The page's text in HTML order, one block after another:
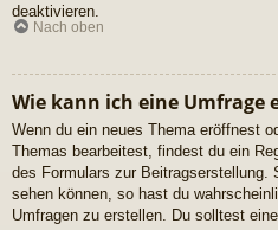
deaktivieren.
Nach oben
Wie kann ich eine Umfrage
Wenn du ein neues Thema eröffnest
Themas bearbeitest, findest du ein
des Formulars zur Beitragserstellung.
sehen können, so hast du
Umfragen zu erstellen. Du solltest